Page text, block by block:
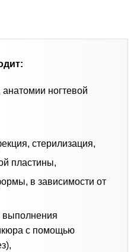
ногтевой
стерилизация,
пластины,
в зависимости от
выполнения
с помощью